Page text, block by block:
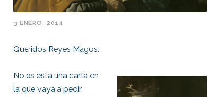
3 ENERO, 2014
Queridos Reyes Magos:
No es ésta una carta en
la que vaya a pedir